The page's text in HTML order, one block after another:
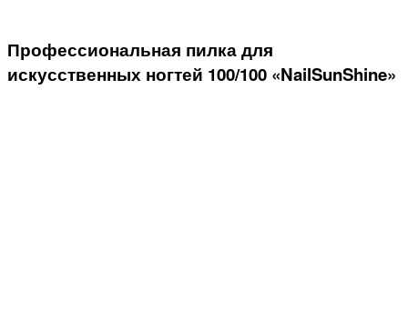
Профессиональная пилка для
искусственных ногтей 100/100 «NailSunShine»